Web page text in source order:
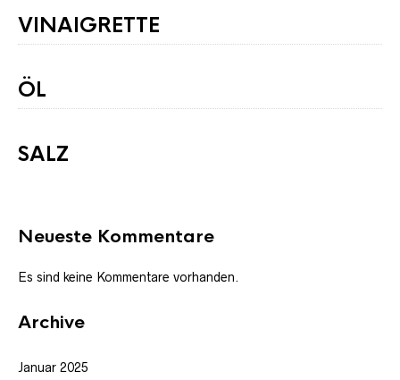
VINAIGRETTE
ÖL
SALZ
Neueste Kommentare
Es sind keine Kommentare vorhanden.
Archive
Januar 2025